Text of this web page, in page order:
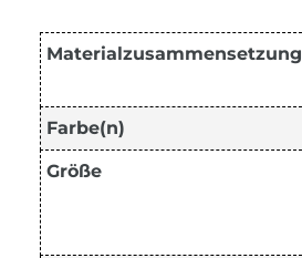
Materialzusammensetzung
Farbe(n)
Größe